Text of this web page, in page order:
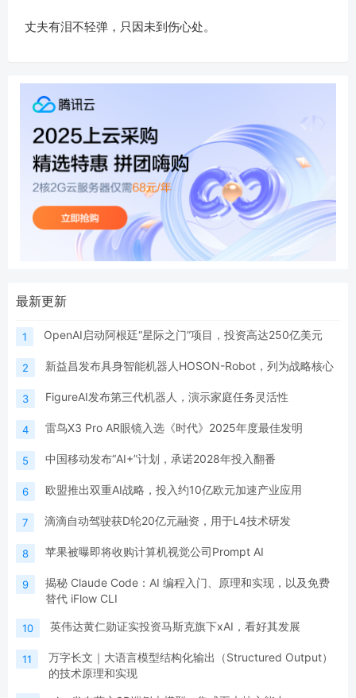
丈夫有泪不轻弹，只因未到伤心处。
最新更新
1 OpenAI启动阿根廷“星际之门”项目，投资高达250亿美元
2 新益昌发布具身智能机器人HOSON-Robot，列为战略核心
3 FigureAI发布第三代机器人，演示家庭任务灵活性
4 雷鸟X3 Pro AR眼镜入选《时代》2025年度最佳发明
5 中国移动发布“AI+”计划，承诺2028年投入翻番
6 欧盟推出双重AI战略，投入约10亿欧元加速产业应用
7 滴滴自动驾驶获D轮20亿元融资，用于L4技术研发
8 苹果被曝即将收购计算机视觉公司Prompt AI
9
揭秘 Claude Code：AI 编程入门、原理和实现，以及免费
替代 iFlow CLI
10 英伟达黄仁勋证实投资马斯克旗下xAI，看好其发展
11
万字长文｜大语言模型结构化输出（Structured Output）
的技术原理和实现